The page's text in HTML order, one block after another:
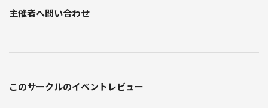
主催者へ問い合わせ
このサークルのイベントレビュー